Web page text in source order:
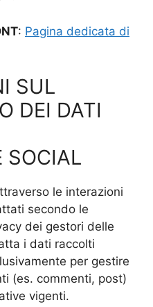
: Pagina dedicata di
SUL
DEI DATI
SOCIAL
le interazioni
secondo le
dei gestori delle
i dati raccolti
per gestire
(es. commenti, post)
vigenti.